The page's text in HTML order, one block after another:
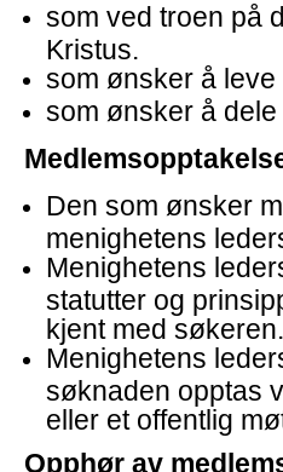
som ved troen på
Kristus.
som ønsker å
som ønsker å
Den som ønsker
menighetens
Menighetens
statutter og
kjent med søkeren.
Menighetens
søknaden opptas
eller et offentlig
Opphør av